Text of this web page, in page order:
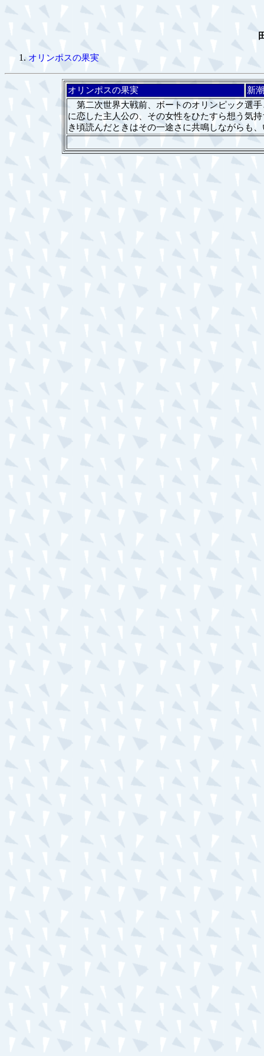
オリンポスの果実
オリンポスの果実
新
第二次世界大戦前、ボートのオリンピック選
に恋した主人公の、その女性をひたすら想う気
き頃読んだときはその一途さに共鳴しながらも